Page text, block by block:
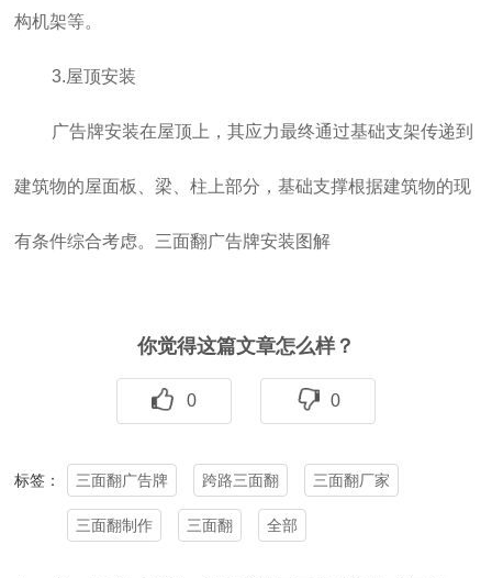
构机架等。
3.屋顶安装
广告牌安装在屋顶上，其应力最终通过基础支架传递到
建筑物的屋面板、梁、柱上部分，基础支撑根据建筑物的现
有条件综合考虑。三面翻广告牌安装图解
你觉得这篇文章怎么样？
0 0
标签： 三面翻广告牌 跨路三面翻 三面翻厂家
三面翻制作 三面翻 全部